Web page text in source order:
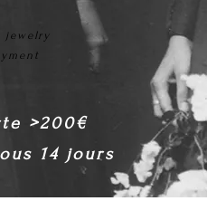
jewelry
>200€
14 jours